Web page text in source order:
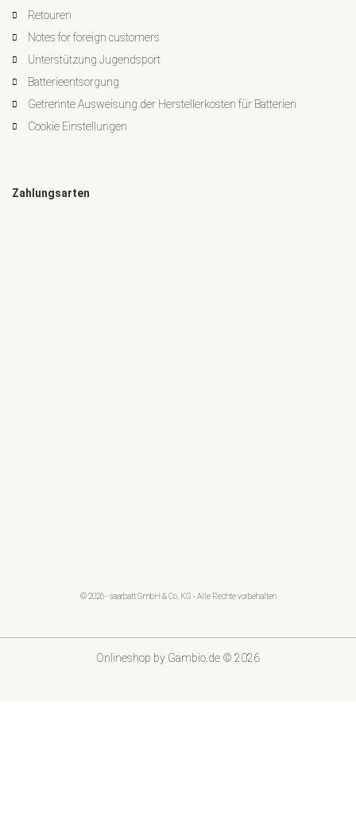
Retouren
Notes for foreign customers
Unterstützung Jugendsport
Batterieentsorgung
Getrennte Ausweisung der Herstellerkosten für Batterien
Cookie Einstellungen
Zahlungsarten
© 2026 - saarbatt GmbH & Co. KG - Alle Rechte vorbehalten
Onlineshop by Gambio.de © 2026